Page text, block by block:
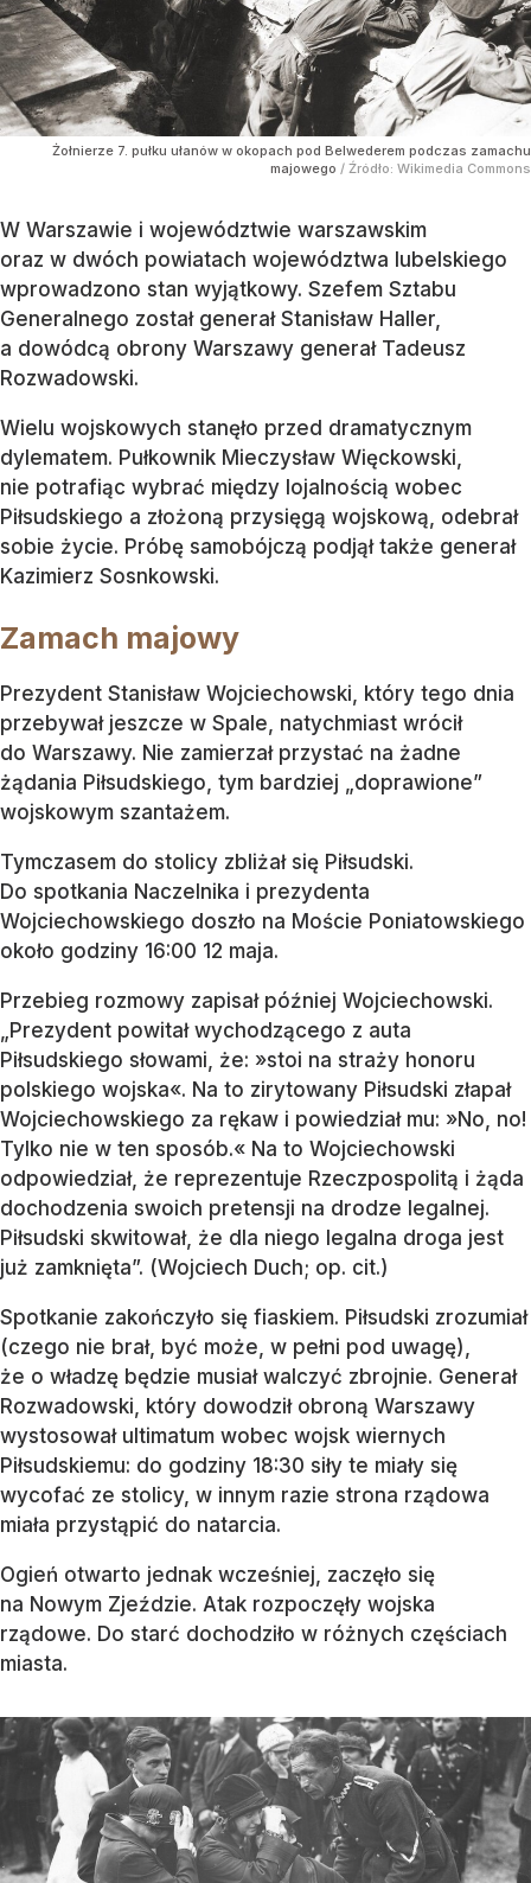
Żołnierze 7. pułku ułanów w okopach pod Belwederem podczas zamachu
majowego / Źródło: Wikimedia Commons
W Warszawie i województwie warszawskim
oraz w dwóch powiatach województwa lubelskiego
wprowadzono stan wyjątkowy. Szefem Sztabu
Generalnego został generał Stanisław Haller,
a dowódcą obrony Warszawy generał Tadeusz
Rozwadowski.
Wielu wojskowych stanęło przed dramatycznym
dylematem. Pułkownik Mieczysław Więckowski,
nie potrafiąc wybrać między lojalnością wobec
Piłsudskiego a złożoną przysięgą wojskową, odebrał
sobie życie. Próbę samobójczą podjął także generał
Kazimierz Sosnkowski.
Zamach majowy
Prezydent Stanisław Wojciechowski, który tego dnia
przebywał jeszcze w Spale, natychmiast wrócił
do Warszawy. Nie zamierzał przystać na żadne
żądania Piłsudskiego, tym bardziej „doprawione”
wojskowym szantażem.
Tymczasem do stolicy zbliżał się Piłsudski.
Do spotkania Naczelnika i prezydenta
Wojciechowskiego doszło na Moście Poniatowskiego
około godziny 16:00 12 maja.
Przebieg rozmowy zapisał później Wojciechowski.
„Prezydent powitał wychodzącego z auta
Piłsudskiego słowami, że: »stoi na straży honoru
polskiego wojska«. Na to zirytowany Piłsudski złapał
Wojciechowskiego za rękaw i powiedział mu: »No, no!
Tylko nie w ten sposób.« Na to Wojciechowski
odpowiedział, że reprezentuje Rzeczpospolitą i żąda
dochodzenia swoich pretensji na drodze legalnej.
Piłsudski skwitował, że dla niego legalna droga jest
już zamknięta”. (Wojciech Duch; op. cit.)
Spotkanie zakończyło się fiaskiem. Piłsudski zrozumiał
(czego nie brał, być może, w pełni pod uwagę),
że o władzę będzie musiał walczyć zbrojnie. Generał
Rozwadowski, który dowodził obroną Warszawy
wystosował ultimatum wobec wojsk wiernych
Piłsudskiemu: do godziny 18:30 siły te miały się
wycofać ze stolicy, w innym razie strona rządowa
miała przystąpić do natarcia.
Ogień otwarto jednak wcześniej, zaczęło się
na Nowym Zjeździe. Atak rozpoczęły wojska
rządowe. Do starć dochodziło w różnych częściach
miasta.